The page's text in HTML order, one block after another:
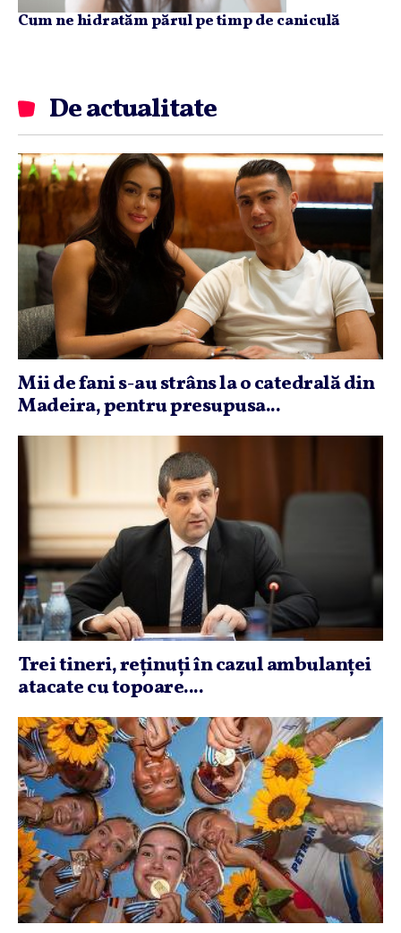
Cum ne hidratăm părul pe timp de caniculă
De actualitate
Mii de fani s-au strâns la o catedrală din
Madeira, pentru presupusa...
Trei tineri, reţinuţi în cazul ambulanţei
atacate cu topoare....